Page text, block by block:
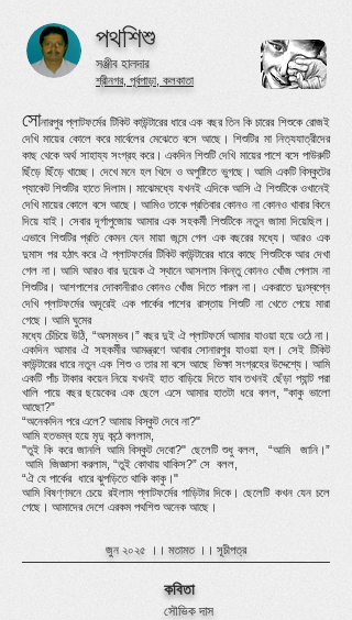
পথশিশু
সঞ্জীব হালদার
শ্রীনগর, পূর্বপাড়া, কলকাতা
সোনারপুর প্লাটফর্মের টিকিট কাউন্টারের ধারে এক বছর তিন কি চারের শিশুকে রোজই
দেখি মায়ের কোলে করে মার্বেলের মেঝেতে বসে আছে। শিশুটির মা নিত্যযাত্রীদের
কাছ থেকে অর্থ সাহায্য সংগ্রহ করে। একদিন শিশুটি দেখি মায়ের পাশে বসে পাউরুটি
ছিঁড়ে ছিঁড়ে খাচ্ছে। দেখে মনে হল খিদে ও অপুষ্টিতে ভুগছে। আমি একটি বিস্কুটের
প্যাকেট শিশুটির হাতে দিলাম। মাঝেমধ্যে যখনই এদিকে আসি ঐ শিশুটিকে ওখানেই
দেখি মায়ের কোলে বসে আছে। আমিও তাকে প্রতিবার কোনও না কোনও খাবার কিনে
দিয়ে যাই। সেবার দূর্গাপুজোয় আমার এক সহকর্মী শিশুটিকে নতুন জামা দিয়েছিল।
এভাবে শিশুটির প্রতি কেমন যেন মায়া জন্মে গেল এক বছরের মধ্যে। আরও এক
দুমাস পর হঠাৎ করে ঐ প্লাটফর্মের টিকিট কাউন্টারের ধারে কাছে শিশুটিকে আর দেখা
গেল না। আমি আরও বার দুয়েক ঐ স্থানে আসলাম কিন্তু কোনও খোঁজ পেলাম না
শিশুটির। আশপাশের দোকানীরাও কোনও খোঁজ দিতে পারল না। একরাতে দুঃস্বপ্নে
দেখি প্লাটফর্মের অদূরেই এক পার্কের পাশের রাস্তায় শিশুটি না খেতে পেয়ে মারা
গেছে। আমি ঘুমের
মধ্যে চেঁচিয়ে উঠি, “অসম্ভব।” বছর দুই ঐ প্লাটফর্মে আমার যাওয়া হয়ে ওঠে না।
একদিন আমার ঐ সহকর্মীর আমন্ত্রণে আবার সোনারপুর যাওয়া হল। সেই টিকিট
কাউন্টারের ধারে নতুন এক শিশু ও তার মা বসে আছে ভিক্ষা সংগ্রহের উদ্দেশ্যে। আমি
একটি পাঁচ টাকার কয়েন নিয়ে যখনই হাত বাড়িয়ে দিতে যাব তখনই ছেঁড়া প্যান্ট পরা
খালি পায়ে বছর ছয়েকের এক ছেলে এসে আমার হাতটা ধরে বলল, "কাকু ভালো
আছো?”
“অনেকদিন পরে এলে? আমায় বিস্কুট দেবে না?"
আমি হতভম্ব হয়ে মৃদু কন্ঠে বললাম,
"তুই কি করে জানলি আমি বিস্কুট দেবো?" ছেলেটি শুধু বলল, “আমি জানি।”
আমি জিজ্ঞাসা করলাম, “তুই কোথায় থাকিস?” সে বলল,
“ঐ যে পার্কের ধারে ঝুপড়িতে থাকি কাকু।"
আমি বিষণ্ণমনে চেয়ে রইলাম প্লাটফর্মের গাড়িটার দিকে। ছেলেটি কখন যেন চলে
গেছে। আমাদের দেশে এরকম পথশিশু অনেক আছে।
জুন ২০২৫ ।। মতামত।। সূচীপত্র
কবিতা
সৌভিক দাস